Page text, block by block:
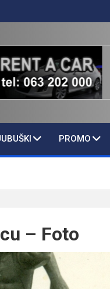
PROMO
– Foto